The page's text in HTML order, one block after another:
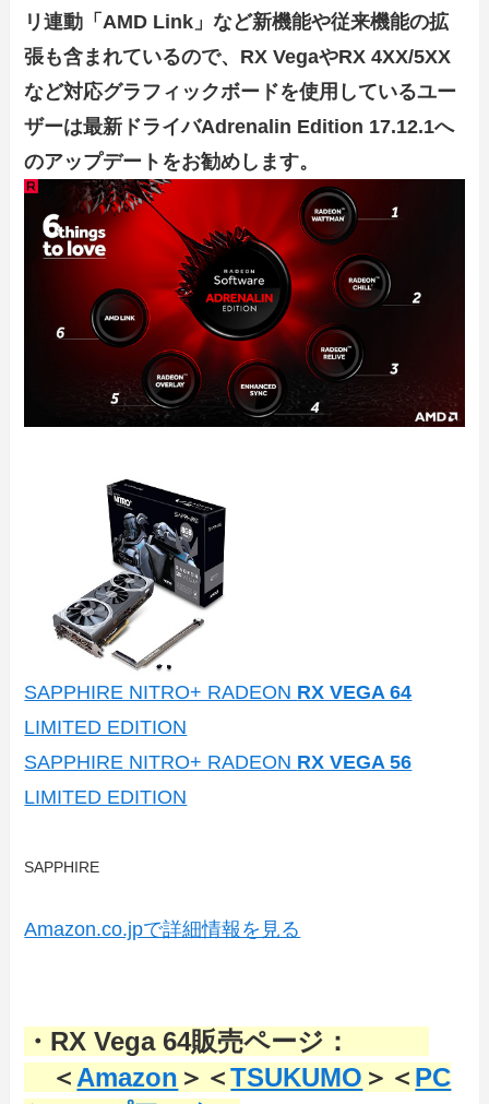
リ連動「AMD Link」など新機能や従来機能の拡
張も含まれているので、RX VegaやRX 4XX/5XX
など対応グラフィックボードを使用しているユー
ザーは最新ドライバAdrenalin Edition 17.12.1へ
のアップデートをお勧めします。
SAPPHIRE NITRO+ RADEON RX VEGA 64
LIMITED EDITION
SAPPHIRE NITRO+ RADEON RX VEGA 56
LIMITED EDITION
SAPPHIRE
Amazon.co.jpで詳細情報を見る
・RX Vega 64販売ページ：
＜ Amazon ＞＜TSUKUMO ＞＜ PC